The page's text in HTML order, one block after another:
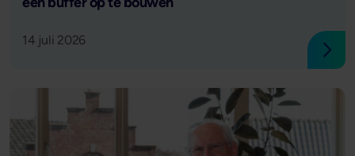
14 juli 2026